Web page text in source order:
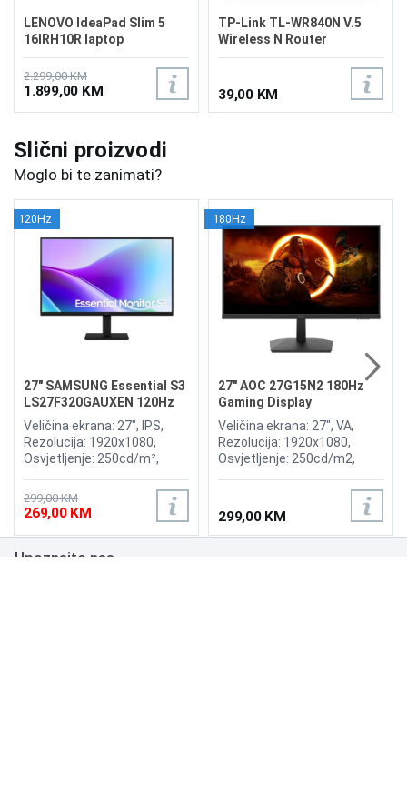
LENOVO IdeaPad Slim 5
16IRH10R laptop
83J1002SUS/24GB
2.299,00 KM
1.899,00 KM
TP-Link TL-WR840N V.5
Wireless N Router
39,00 KM
Slični proizvodi
Moglo bi te zanimati?
120Hz
27" SAMSUNG Essential S3
LS27F320GAUXEN 120Hz
Display
Veličina ekrana: 27", IPS,
Rezolucija: 1920x1080,
Osvjetljenje: 250cd/m²,
Osvježenje: 120Hz,
Priključci: 2x HDMI, Eye
Saver Mode, Flicker Free
299,00 KM
269,00 KM
180Hz
27" AOC 27G15N2 180Hz
Gaming Display
Veličina ekrana: 27", VA,
Rezolucija: 1920x1080,
Osvjetljenje: 250cd/m2,
DisplayPort 1.4,
299,00 KM
Upoznajte nas